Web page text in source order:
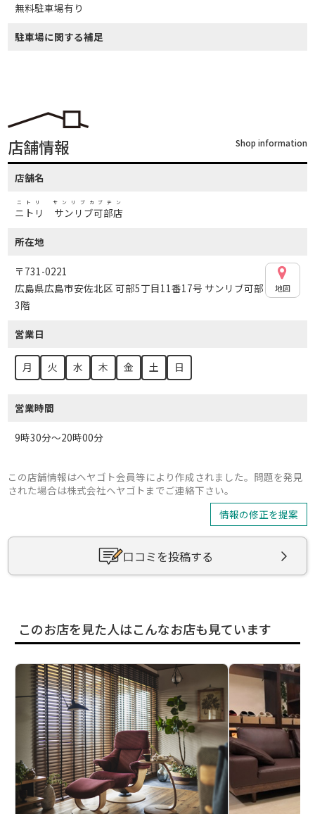
無料駐車場有り
駐車場に関する補足
店舗情報 Shop information
店舗名
ニトリ サンリブ可部店
ニトリ サンリブカブテン
所在地
〒731-0221
広島県広島市安佐北区 可部5丁目11番17号 サンリブ可部
3階
地図
営業日
月 火 水 木 金 土 日
営業時間
9時30分～20時00分
この店舗情報はヘヤゴト会員等により作成されました。問題を発見
された場合は株式会社ヘヤゴトまでご連絡下さい。
情報の修正を提案
口コミを投稿する
このお店を見た人はこんなお店も見ています